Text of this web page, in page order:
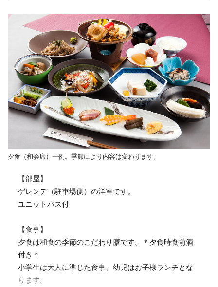
夕食（和会席）一例。季節により内容は変わります。
【部屋】
ゲレンデ（駐車場側）の洋室です。
ユニットバス付
【食事】
夕食は和食の季節のこだわり膳です。＊夕食時食前酒
付き＊
小学生は大人に準じた食事、幼児はお子様ランチとな
ります。